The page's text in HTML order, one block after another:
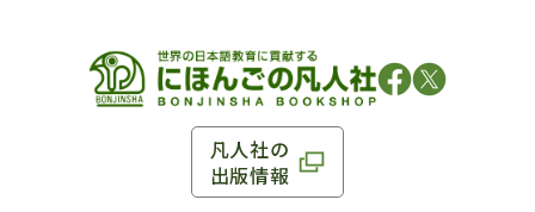
凡人社の
出版情報